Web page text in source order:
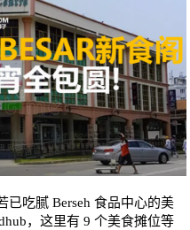
已吃腻 Berseh 食品中心的美
，这里有 9 个美食摊位等